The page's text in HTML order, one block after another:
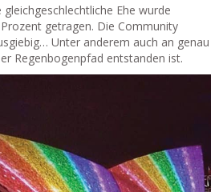
Ehe wurde
getragen. Die Community
Unter anderem auch an genau
Regenbogenpfad entstanden ist.